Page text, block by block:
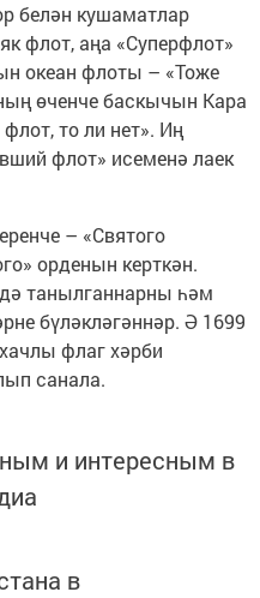
белән кушаматлар
флот, аңа «Суперфлот»
океан флоты – «Тоже
өченче баскычын Кара
то ли нет». Иң
флот» исеменә лаек
– «Святого
орденын керткән.
танылганнарны һәм
бүләкләгәннәр. Ә 1699
флаг хәрби
санала.
и интересным в
в